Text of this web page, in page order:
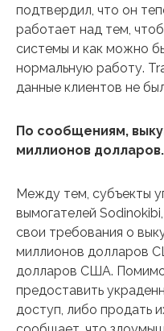
подтвердил, что он
работает над тем,
системы и как можно
нормальную работу.
данные клиентов не
По сообщениям,
миллионов долларов.
Между тем, субъекты
вымогателей
свои требования о
миллионов долларов
долларов США. Помимо
предоставить
доступ, либо продать